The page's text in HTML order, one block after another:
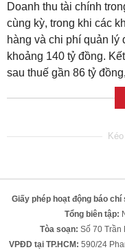
Doanh thu tài chính
cùng kỳ, trong khi các
hàng và chi phí quản
khoảng 140 tỷ đồng.
sau thuế gần 86 tỷ
Giấy phép hoạt động báo chí
Tổng biên tập:
Tòa soạn: Số 70
VPĐD tại TP.HCM: 590/24